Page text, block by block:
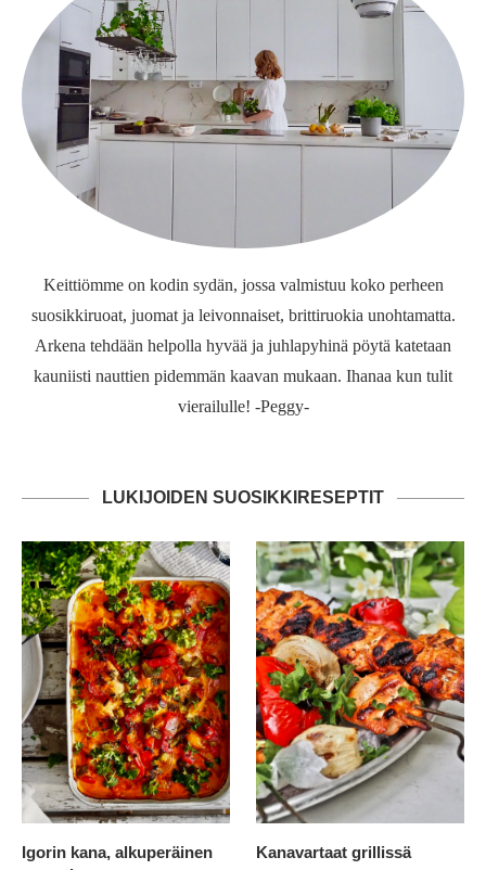
Keittiömme on kodin sydän, jossa valmistuu koko perheen
suosikkiruoat, juomat ja leivonnaiset, brittiruokia unohtamatta.
Arkena tehdään helpolla hyvää ja juhlapyhinä pöytä katetaan
kauniisti nauttien pidemmän kaavan mukaan. Ihanaa kun tulit
vierailulle! -Peggy-
LUKIJOIDEN SUOSIKKIRESEPTIT
Igorin kana, alkuperäinen
Kanavartaat grillissä